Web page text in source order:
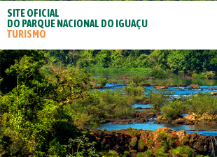
SITE OFICIAL
DO PARQUE NACIONAL DO IGUAÇU
TURISMO